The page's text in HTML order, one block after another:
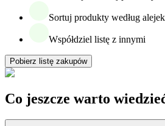
Sortuj produkty według
Współdziel listę z innymi
Pobierz listę zakupów
Co jeszcze warto